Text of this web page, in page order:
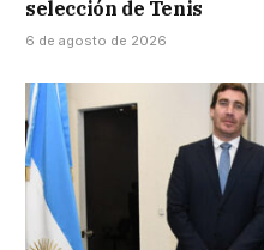
selección de Tenis
6 de agosto de 2026